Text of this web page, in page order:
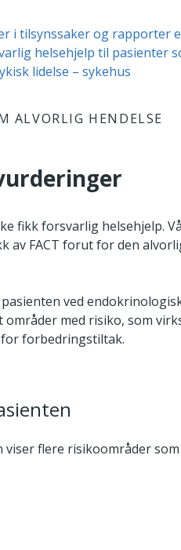
i tilsynssaker og rapporter
helsehjelp til pasienter
lidelse – sykehus
ALVORLIG HENDELSE
fikk forsvarlig helsehjelp.
av FACT forut for den
ved
med risiko, som
forbedringstiltak.
viser flere risikoområder